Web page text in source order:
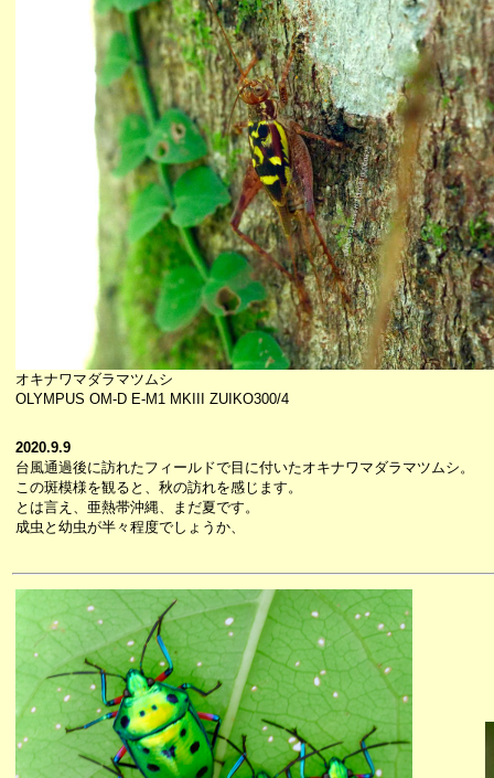
オキナワマダラマツムシ
OLYMPUS OM-D E-M1 MKIII ZUIKO300/4
2020.9.9
台風通過後に訪れたフィールドで目に付いたオキナワマダラマツムシ。
この斑模様を観ると、秋の訪れを感じます。
とは言え、亜熱帯沖縄、まだ夏です。
成虫と幼虫が半々程度でしょうか、